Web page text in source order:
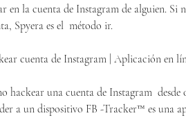
en la cuenta de Instagram de alguien.
Spyera es el  método ir.
cuenta de Instagram | Aplicación en
hackear una cuenta de Instagram
a un dispositivo FB -Tracker™ es una